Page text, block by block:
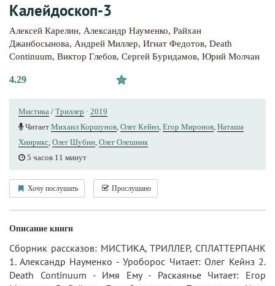
Калейдоскоп-3
Алексей Карелин, Александр Науменко, Райхан
Джанбосынова, Андрей Миллер, Игнат Федотов, Death
Continuum, Виктор Глебов, Сергей Буридамов, Юрий Молчан
4.29
Мистика / Триллер · 2019
Читает Михаил Коршунов, Олег Кейнз, Егор Миронов, Наташа
Хинрикс, Олег Шубин, Олег Олешник
5 часов 11 минут
Хочу послушать Прослушано
Описание книги
Сборник рассказов: МИСТИКА, ТРИЛЛЕР, СПЛАТТЕРПАНК
1. Александр Науменко - Уроборос Читает: Олег Кейнз 2.
Death Continuum - Имя Ему - Раскаянье Читает: Егор